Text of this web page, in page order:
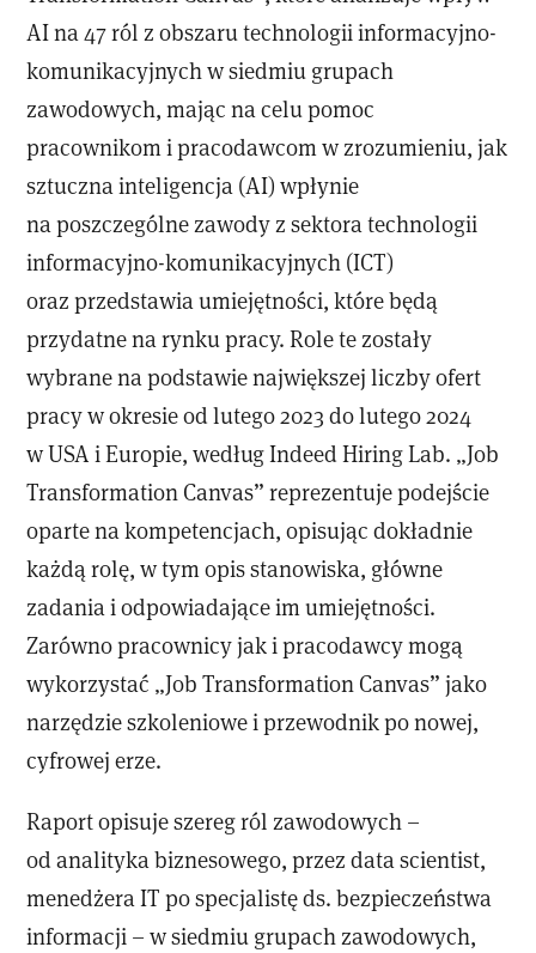
AI na 47 ról z obszaru technologii informacyjno-
komunikacyjnych w siedmiu grupach
zawodowych, mając na celu pomoc
pracownikom i pracodawcom w zrozumieniu, jak
sztuczna inteligencja (AI) wpłynie
na poszczególne zawody z sektora technologii
informacyjno-komunikacyjnych (ICT)
oraz przedstawia umiejętności, które będą
przydatne na rynku pracy. Role te zostały
wybrane na podstawie największej liczby ofert
pracy w okresie od lutego 2023 do lutego 2024
w USA i Europie, według Indeed Hiring Lab. „Job
Transformation Canvas” reprezentuje podejście
oparte na kompetencjach, opisując dokładnie
każdą rolę, w tym opis stanowiska, główne
zadania i odpowiadające im umiejętności.
Zarówno pracownicy jak i pracodawcy mogą
wykorzystać „Job Transformation Canvas” jako
narzędzie szkoleniowe i przewodnik po nowej,
cyfrowej erze.
Raport opisuje szereg ról zawodowych –
od analityka biznesowego, przez data scientist,
menedżera IT po specjalistę ds. bezpieczeństwa
informacji – w siedmiu grupach zawodowych,